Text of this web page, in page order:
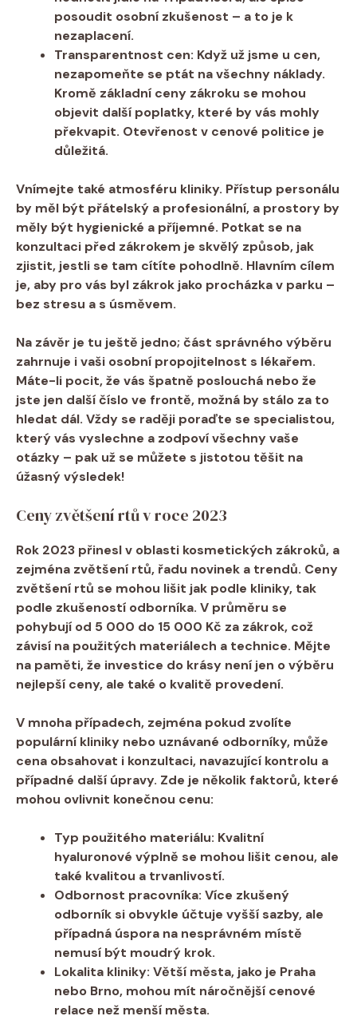
posoudit osobní zkušenost – a to je k
nezaplacení.
Transparentnost cen: Když už jsme u cen,
nezapomeňte se ptát na všechny náklady.
Kromě základní ceny zákroku se mohou
objevit další poplatky, které by vás mohly
překvapit. Otevřenost v cenové politice je
důležitá.
Vnímejte také atmosféru kliniky. Přístup personálu
by měl být přátelský a profesionální, a prostory by
měly být hygienické a příjemné. Potkat se na
konzultaci před zákrokem je skvělý způsob, jak
zjistit, jestli se tam cítíte pohodlně. Hlavním cílem
je, aby pro vás byl zákrok jako procházka v parku –
bez stresu a s úsměvem.
Na závěr je tu ještě jedno; část správného výběru
zahrnuje i vaši osobní propojitelnost s lékařem.
Máte-li pocit, že vás špatně poslouchá nebo že
jste jen další číslo ve frontě, možná by stálo za to
hledat dál. Vždy se raději poraďte se specialistou,
který vás vyslechne a zodpoví všechny vaše
otázky – pak už se můžete s jistotou těšit na
úžasný výsledek!
Ceny zvětšení rtů v roce 2023
Rok 2023 přinesl v oblasti kosmetických zákroků, a
zejména zvětšení rtů, řadu novinek a trendů. Ceny
zvětšení rtů se mohou lišit jak podle kliniky, tak
podle zkušeností odborníka. V průměru se
pohybují od 5 000 do 15 000 Kč za zákrok, což
závisí na použitých materiálech a technice. Mějte
na paměti, že investice do krásy není jen o výběru
nejlepší ceny, ale také o kvalitě provedení.
V mnoha případech, zejména pokud zvolíte
populární kliniky nebo uznávané odborníky, může
cena obsahovat i konzultaci, navazující kontrolu a
případné další úpravy. Zde je několik faktorů, které
mohou ovlivnit konečnou cenu:
Typ použitého materiálu: Kvalitní
hyaluronové výplně se mohou lišit cenou, ale
také kvalitou a trvanlivostí.
Odbornost pracovníka: Více zkušený
odborník si obvykle účtuje vyšší sazby, ale
případná úspora na nesprávném místě
nemusí být moudrý krok.
Lokalita kliniky: Větší města, jako je Praha
nebo Brno, mohou mít náročnější cenové
relace než menší města.